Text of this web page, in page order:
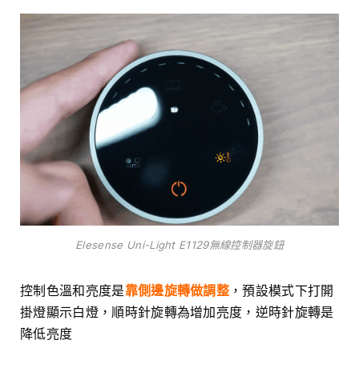
Elesense Uni-Light E1129無線控制器旋鈕
控制色溫和亮度是靠側邊旋轉做調整 ，預設模式下打開
掛燈顯示白燈，順時針旋轉為增加亮度，逆時針旋轉是
降低亮度